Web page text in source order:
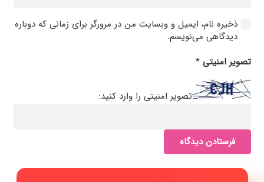
ذخیره نام، ایمیل و وبسایت من در مرورگر برای زمانی که دوباره
دیدگاهی می‌نویسم.
تصویر امنیتی*
تصویر امنیتی را وارد کنید:
فرستادن دیدگاه